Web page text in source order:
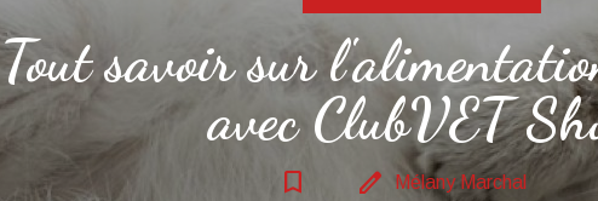
Tout savoir sur
avec ClubVET
bookmark_border edit Mélany Marchal